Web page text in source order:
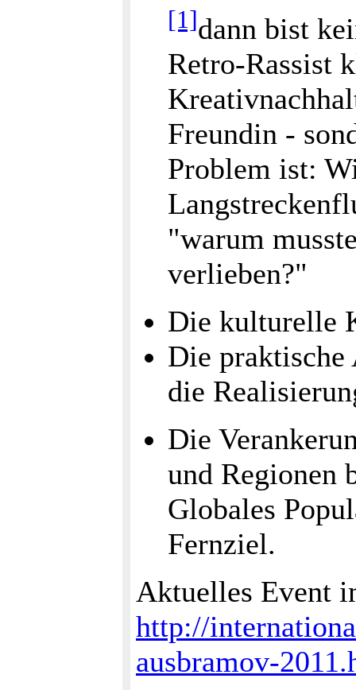
[1]dann bist
Retro-Rassist
Freundin -
Problem ist:
"warum
verlieben?"
Die kulturelle
Die
die
Die
und Regionen
Globales
Fernziel.
Aktuelles Event
http://
ausbramov-